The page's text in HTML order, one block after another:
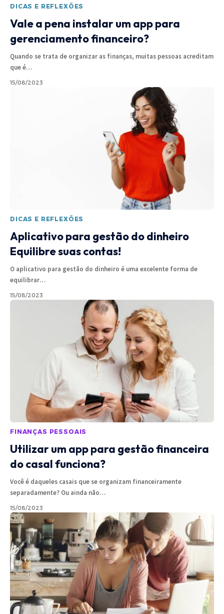
DICAS E REFLEXÕES
Vale a pena instalar um app para
gerenciamento financeiro?
Quando se trata de organizar as finanças, muitas pessoas acreditam
que é…
15/08/2023
DICAS E REFLEXÕES
Aplicativo para gestão do dinheiro
Equilibre suas contas!
O aplicativo para gestão do dinheiro é uma excelente forma de
equilibrar…
15/08/2023
FINANÇAS PESSOAIS
Utilizar um app para gestão financeira
do casal funciona?
Você é daqueles casais que se organizam financeiramente
separadamente? Ou ainda não…
15/08/2023